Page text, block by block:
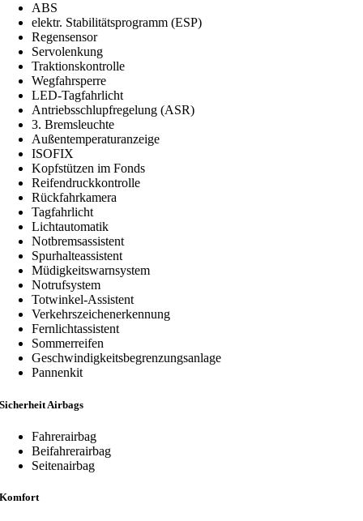
ABS
elektr. Stabilitätsprogramm (ESP)
Regensensor
Servolenkung
Traktionskontrolle
Wegfahrsperre
LED-Tagfahrlicht
Antriebsschlupfregelung (ASR)
3. Bremsleuchte
Außentemperaturanzeige
ISOFIX
Kopfstützen im Fonds
Reifendruckkontrolle
Rückfahrkamera
Tagfahrlicht
Lichtautomatik
Notbremsassistent
Spurhalteassistent
Müdigkeitswarnsystem
Notrufsystem
Totwinkel-Assistent
Verkehrszeichenerkennung
Fernlichtassistent
Sommerreifen
Geschwindigkeitsbegrenzungsanlage
Pannenkit
Sicherheit Airbags
Fahrerairbag
Beifahrerairbag
Seitenairbag
Komfort